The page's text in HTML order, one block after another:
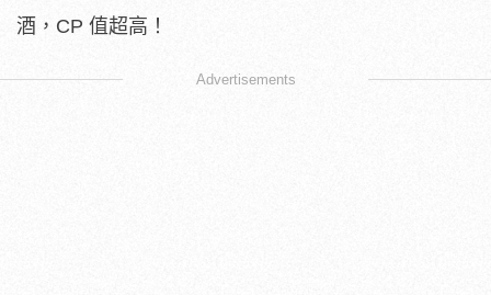
酒，CP 值超高！
Advertisements